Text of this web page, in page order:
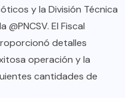
y la División Técnica
El Fiscal
detalles
operación y la
cantidades de